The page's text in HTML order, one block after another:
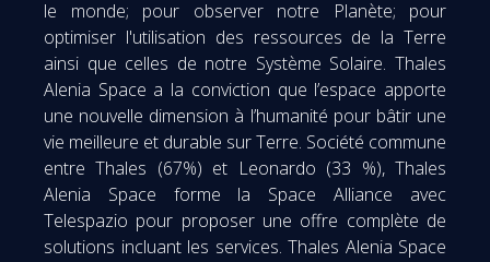
le monde; pour observer notre Planète; pour
optimiser l'utilisation des ressources de la Terre
ainsi que celles de notre Système Solaire. Thales
Alenia Space a la conviction que l’espace apporte
une nouvelle dimension à l’humanité pour bâtir une
vie meilleure et durable sur Terre. Société commune
entre Thales (67%) et Leonardo (33 %), Thales
Alenia Space forme la Space Alliance avec
Telespazio pour proposer une offre complète de
solutions incluant les services. Thales Alenia Space